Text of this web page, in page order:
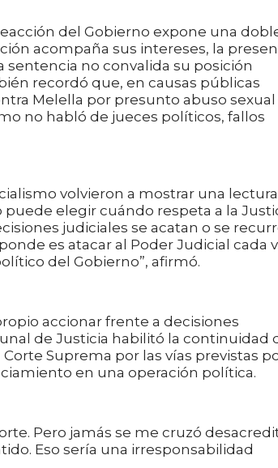
del Gobierno expone una
acompaña sus intereses, la
no convalida su posición
recordó que, en causas públicas
Melella por presunto abuso sexual
no habló de jueces políticos, fallos
volvieron a mostrar una lectura
elegir cuándo respeta a la
judiciales se acatan o se
es atacar al Poder Judicial cada
del Gobierno”, afirmó.
accionar frente a decisiones
de Justicia habilitó la continuidad
Suprema por las vías previstas
en una operación política.
Pero jamás se me cruzó
Eso sería una irresponsabilidad